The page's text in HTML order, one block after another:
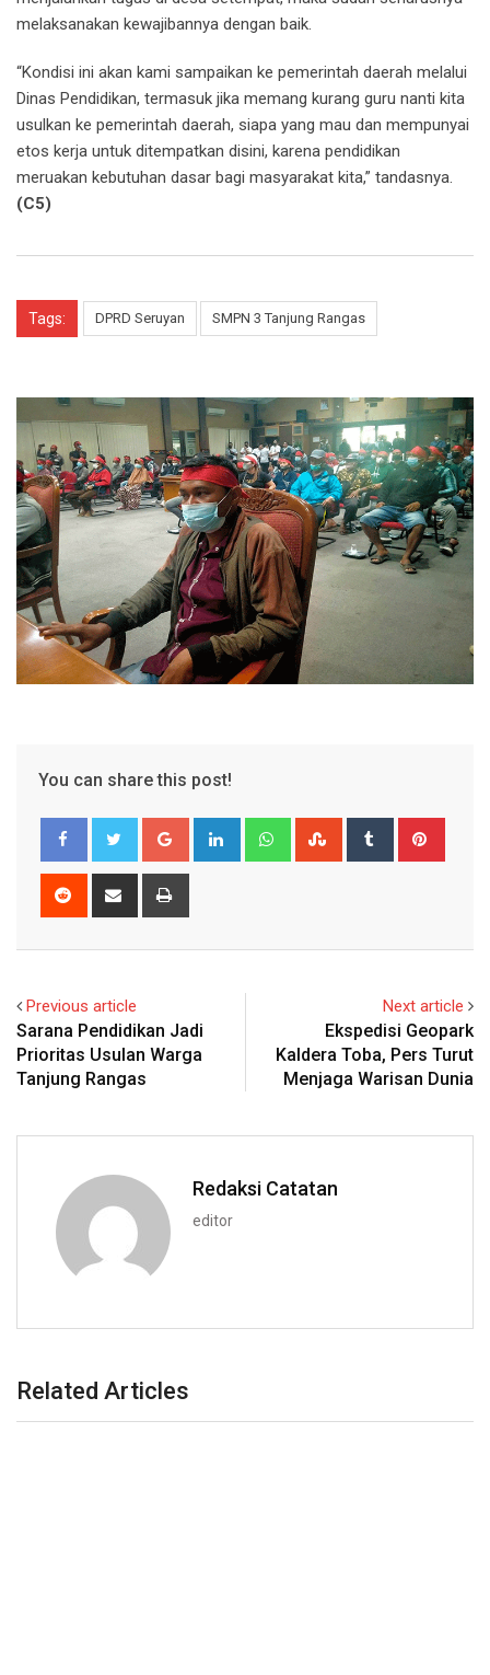
melaksanakan kewajibannya dengan baik.
“Kondisi ini akan kami sampaikan ke pemerintah daerah melalui
Dinas Pendidikan, termasuk jika memang kurang guru nanti kita
usulkan ke pemerintah daerah, siapa yang mau dan mempunyai
etos kerja untuk ditempatkan disini, karena pendidikan
meruakan kebutuhan dasar bagi masyarakat kita,” tandasnya.
(C5)
Tags: DPRD Seruyan SMPN 3 Tanjung Rangas
You can share this post!
Google+ LinkedIn WhatsappStumbleUpon
Tumblr
Reddit
Share
Previous article
Sarana Pendidikan Jadi
Prioritas Usulan Warga
Tanjung Rangas
Next article
Ekspedisi Geopark
Kaldera Toba, Pers Turut
Menjaga Warisan Dunia
Redaksi Catatan
editor
Related Articles